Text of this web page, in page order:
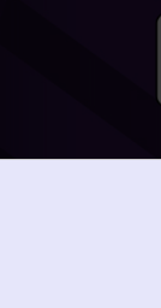
sezonuna ait